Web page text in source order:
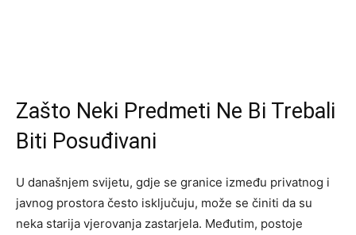
Zašto Neki Predmeti Ne Bi Trebali
Biti Posuđivani
U današnjem svijetu, gdje se granice između privatnog i
javnog prostora često isključuju, može se činiti da su
neka starija vjerovanja zastarjela. Međutim, postoje